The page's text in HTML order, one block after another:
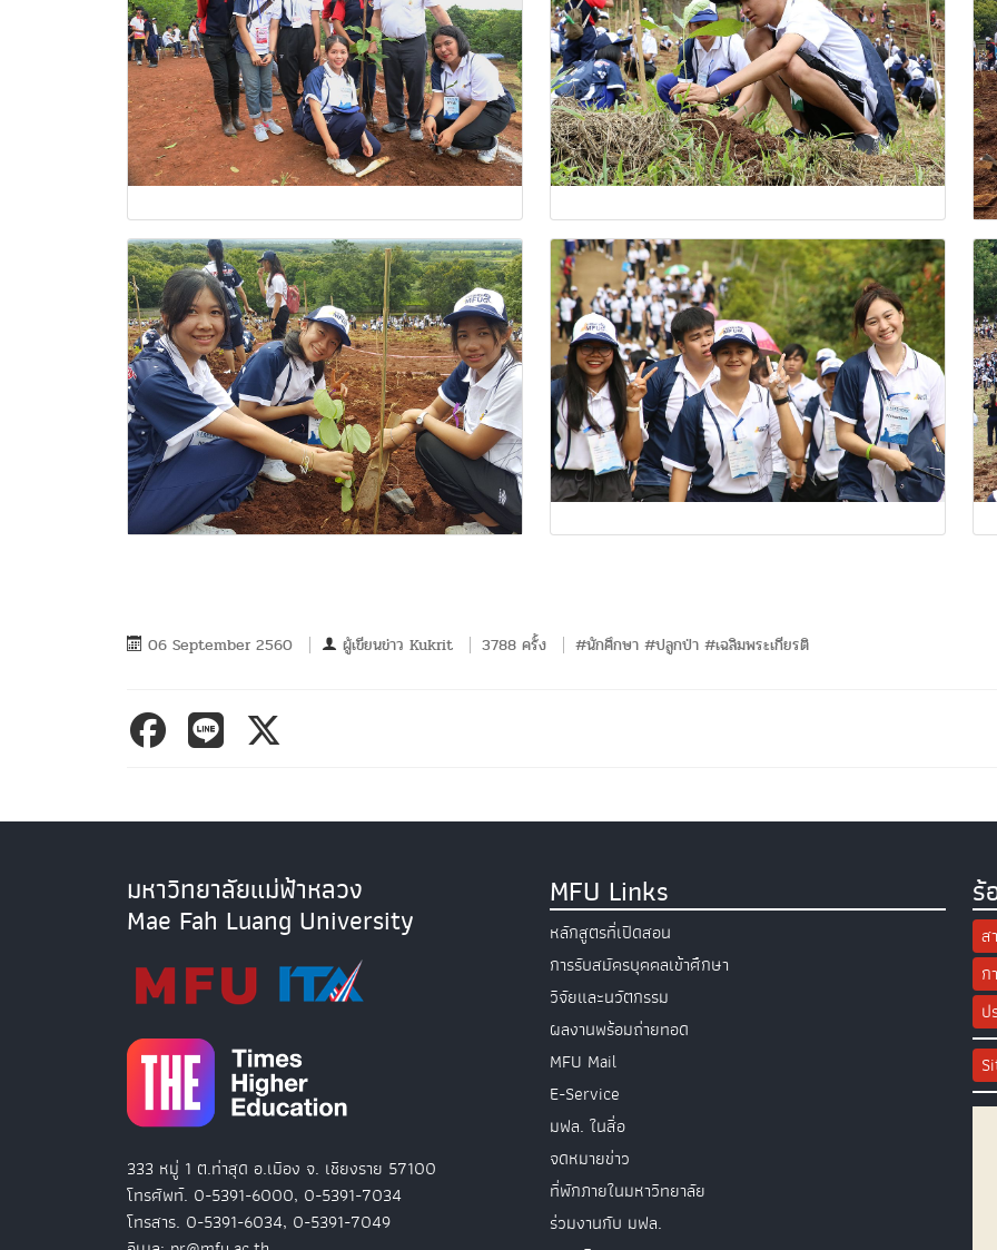
06 September 2560 ผู้เขียนข่าว Kukrit 3788 ครั้ง #นักศึกษา #ปลูกป่า #เฉลิมพระเกียรติ
มหาวิทยาลัยแม่ฟ้าหลวง
Mae Fah Luang University
333 หมู่ 1 ต.ท่าสุด อ.เมือง จ. เชียงราย 57100
โทรศัพท์. 0-5391-6000, 0-5391-7034
โทรสาร. 0-5391-6034, 0-5391-7049
MFU Links
หลักสูตรที่เปิดสอน
การรับสมัครบุคคลเข้าศึกษา
วิจัยและนวัตกรรม
ผลงานพร้อมถ่ายทอด
MFU Mail
E-Service
มฟล. ในสื่อ
จดหมายข่าว
ที่พักภายในมหาวิทยาลัย
ร่วมงานกับ มฟล.
ร้
ส
ก
ป